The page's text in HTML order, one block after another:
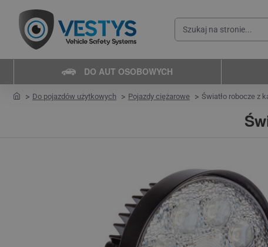
Szukaj
stronie...
DO AUT OSOBOWYCH
homeDo pojazdów użytkowych Pojazdy ciężarowe Światło robocze z